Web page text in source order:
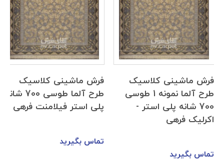
فرش ماشینی کلاسیک
طرح آلما نمونه 1 طوسی
700 شانه پلی استر -
اکرلیک فرهی
تماس بگیرید
فرش ماشینی کلاسیک
طرح آلما طوسی 700 شانه
پلی استر فیلامنت فرهی
تماس بگیرید